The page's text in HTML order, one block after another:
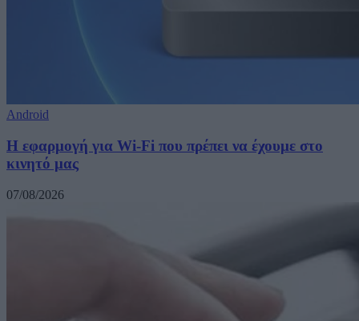
Android
Η εφαρμογή για Wi-Fi που πρέπει να έχουμε στο
κινητό μας
07/08/2026